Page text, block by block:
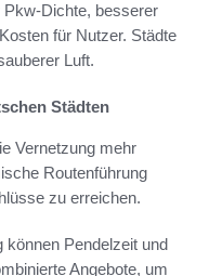
Pkw-Dichte, besserer
für Nutzer. Städte
Luft.
Städten
Vernetzung mehr
Routenführung
zu erreichen.
Pendelzeit und
Angebote, um